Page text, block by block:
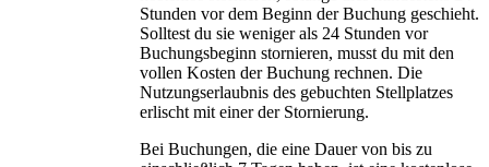
Stunden vor dem Beginn der Buchung geschieht.
Solltest du sie weniger als 24 Stunden vor
Buchungsbeginn stornieren, musst du mit den
vollen Kosten der Buchung rechnen. Die
Nutzungserlaubnis des gebuchten Stellplatzes
erlischt mit einer der Stornierung.
Bei Buchungen, die eine Dauer von bis zu